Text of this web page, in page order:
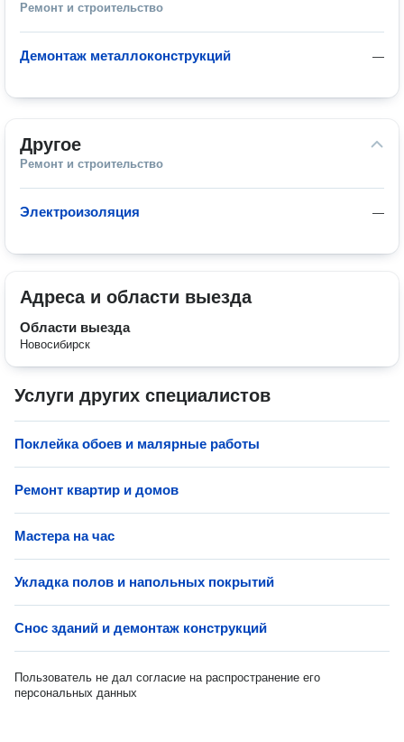
Ремонт и строительство
—
Демонтаж металлоконструкций
Другое
Ремонт и строительство
—
Электроизоляция
Адреса и области выезда
Области выезда
Новосибирск
Услуги других специалистов
Поклейка обоев и малярные работы
Ремонт квартир и домов
Мастера на час
Укладка полов и напольных покрытий
Снос зданий и демонтаж конструкций
Пользователь не дал согласие на распространение его
персональных данных